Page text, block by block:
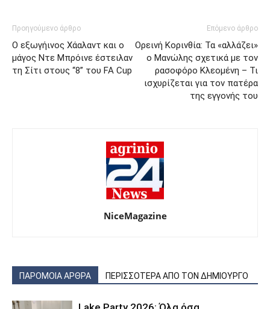
Προηγούμενο άρθρο
Ο εξωγήινος Χάαλαντ και ο
μάγος Ντε Μπρόινε έστειλαν
τη Σίτι στους “8” του FA Cup
Επόμενο άρθρο
Ορεινή Κορινθία: Τα «αλλάζει»
ο Μανώλης σχετικά με τον
ρασοφόρο Κλεομένη – Τι
ισχυρίζεται για τον πατέρα
της εγγονής του
NiceMagazine
ΠΑΡΟΜΟΙΑ ΑΡΘΡΑ ΠΕΡΙΣΣΟΤΕΡΑ ΑΠΟ ΤΟΝ ΔΗΜΙΟΥΡΓΟ